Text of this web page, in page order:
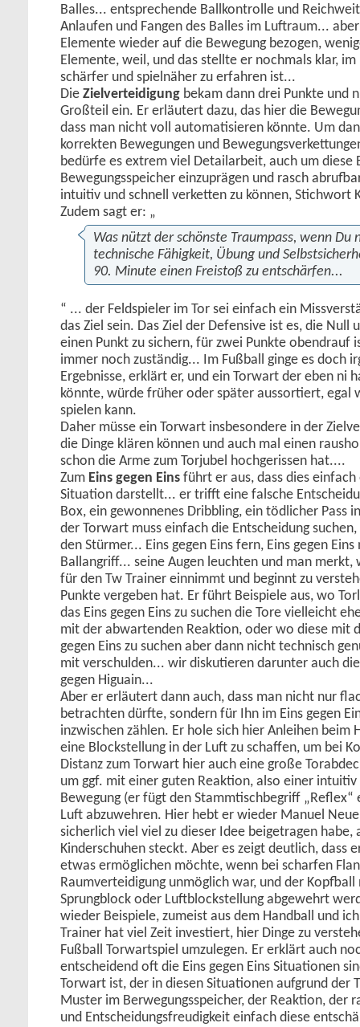
Balles... entsprechende Ballkontrolle und
Anlaufen und Fangen des Balles im Luftraum...
Elemente wieder auf die Bewegung bezogen,
Elemente, weil, und das stellte er nochmals klar,
schärfer und spielnäher zu erfahren ist...
Die Zielverteidigung bekam dann drei Punkte und
Großteil ein. Er erläutert dazu, das hier die
dass man nicht voll automatisieren könnte. Um
korrekten Bewegungen und
bedürfe es extrem viel Detailarbeit, auch um diese
Bewegungsspeicher einzuprägen und rasch
intuitiv und schnell verketten zu können, Stichwort
Zudem sagt er: „
Was nützt der schönste Traumpass, wenn Du
technische Fähigkeit, Übung und
90. Minute einen Freistoß zu entschärfen...
“ ... der Feldspieler im Tor sei einfach ein
das Ziel sein. Das Ziel der Defensive ist es, die Null
einen Punkt zu sichern, für zwei Punkte obendrauf
immer noch zuständig... Im Fußball ginge es doch
Ergebnisse, erklärt er, und ein Torwart der eben ni
könnte, würde früher oder später aussortiert, egal
spielen kann.
Daher müsse ein Torwart insbesondere in der
die Dinge klären können und auch mal einen
schon die Arme zum Torjubel hochgerissen hat....
Zum Eins gegen Eins führt er aus, dass dies
Situation darstellt... er trifft eine falsche
Box, ein gewonnenes Dribbling, ein tödlicher Pass
der Torwart muss einfach die Entscheidung
den Stürmer... Eins gegen Eins fern, Eins gegen
Ballangriff... seine Augen leuchten und man merkt,
für den Tw Trainer einnimmt und beginnt zu
Punkte vergeben hat. Er führt Beispiele aus, wo
das Eins gegen Eins zu suchen die Tore vielleicht
mit der abwartenden Reaktion, oder wo diese mit
gegen Eins zu suchen aber dann nicht technisch
mit verschulden... wir diskutieren darunter auch
gegen Higuain...
Aber er erläutert dann auch, dass man nicht nur
betrachten dürfte, sondern für Ihn im Eins gegen
inzwischen zählen. Er hole sich hier Anleihen beim
eine Blockstellung in der Luft zu schaffen, um bei
Distanz zum Torwart hier auch eine große
um ggf. mit einer guten Reaktion, also einer
Bewegung (er fügt den Stammtischbegriff „Reflex“
Luft abzuwehren. Hier hebt er wieder Manuel
sicherlich viel viel zu dieser Idee beigetragen habe,
Kinderschuhen steckt. Aber es zeigt deutlich, dass
etwas ermöglichen möchte, wenn bei scharfen
Raumverteidigung unmöglich war, und der
Sprungblock oder Luftblockstellung abgewehrt
wieder Beispiele, zumeist aus dem Handball und
Trainer hat viel Zeit investiert, hier Dinge zu
Fußball Torwartspiel umzulegen. Er erklärt auch
entscheidend oft die Eins gegen Eins Situationen
Torwart ist, der in diesen Situationen aufgrund der
Muster im Berwegungsspeicher, der Reaktion, der
und Entscheidungsfreudigkeit einfach diese